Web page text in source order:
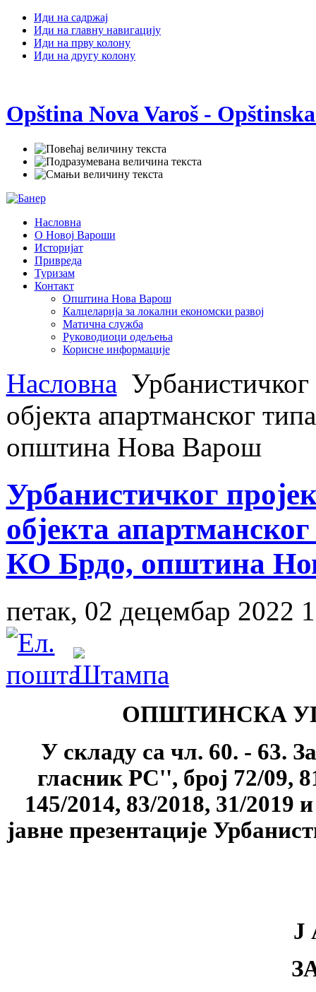
Иди на садржај
Иди на главну навигацију
Иди на прву колону
Иди на другу колону
Opština Nova Varoš -
Насловна
О Новој Вароши
Историјат
Привреда
Туризам
Контакт
Општина Нова Варош
Калцеларија за локални економски развој
Матична служба
Руководиоци одељења
Корисне информације
Насловна Урбанистичког
објекта апартманског
општина Нова Варош
Урбанистичког
објекта
КО Брдо, општина
петак, 02 децембар 2022
ОПШТИНСКА
У складу са чл. 60. - 63.
гласник РС'', број 72/09,
145/2014, 83/2018, 31/2019
јавне презентације
Ј